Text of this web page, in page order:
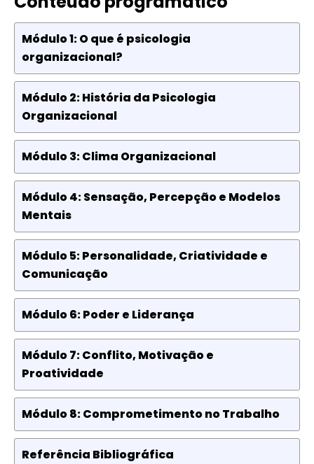
Módulo 1: O que é psicologia
organizacional?
Módulo 2: História da Psicologia
Organizacional
Módulo 3: Clima Organizacional
Módulo 4: Sensação, Percepção e Modelos
Mentais
Módulo 5: Personalidade, Criatividade e
Comunicação
Módulo 6: Poder e Liderança
Módulo 7: Conflito, Motivação e
Proatividade
Módulo 8: Comprometimento no Trabalho
Referência Bibliográfica